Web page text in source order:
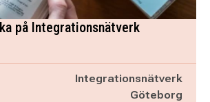
på Integrationsnätverk
Integrationsnätverk
Göteborg